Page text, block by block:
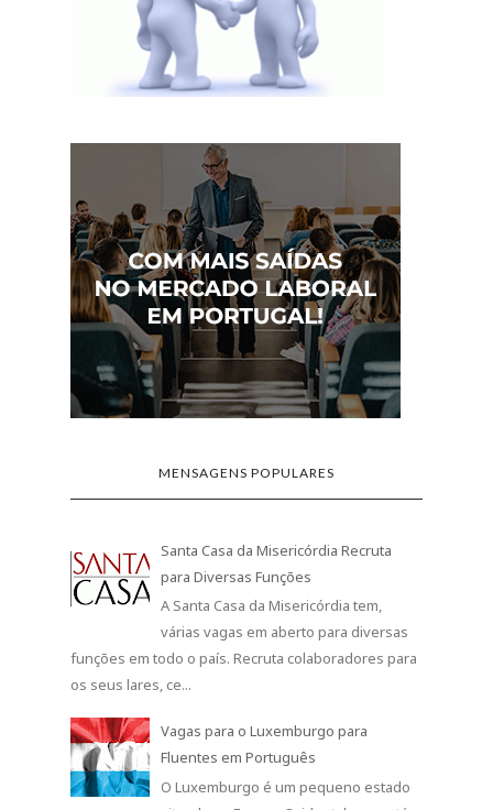
MENSAGENS POPULARES
Santa Casa da Misericórdia Recruta
para Diversas Funções
A Santa Casa da Misericórdia tem,
várias vagas em aberto para diversas
funções em todo o país. Recruta colaboradores para
os seus lares, ce...
Vagas para o Luxemburgo para
Fluentes em Português
O Luxemburgo é um pequeno estado
situado na Europa Ocidental que está a
tem cerca de 500...
Suíça para Fluentes em Português
Que tal conhecer outra cultura e morar
num dos países com a melhor
qualidade de vida do mundo? Pois é, esta pode ser a
sua oportunidade! ...
Trabalhador de Limpeza em Escritórios,
Hotéis e Outros Estabelecimentos
(M/F)
Através do portal iefponline, pode
candidatar-se às ofertas de emprego para